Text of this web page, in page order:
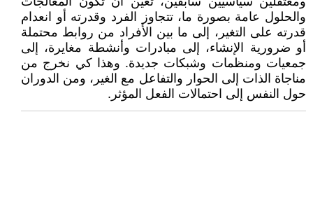
والحلول عامة بصورة ما، تتجاوز الفرد وقدرته أو انعدام
قدرته على التغير، إلى ما بين الأفراد من روابط محتملة
أو ضرورية الإنشاء، إلى مبادرات وأنشطة مغايرة، إلى
جمعيات ومنظمات وشبكات جديدة. وهذا كي نخرج من
مناجاة الذات إلى الحوار والتفاعل مع الغير، ومن الدوران
حول النفس إلى احتمالات الفعل المؤثر.